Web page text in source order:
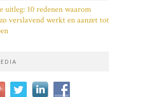
uitleg: 10 redenen waarom
verslavend werkt en aanzet tot